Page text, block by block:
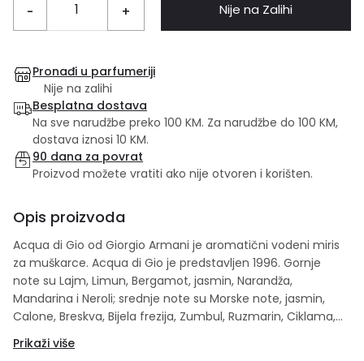
- + Nije na Zalihi
Pronađi u parfumeriji
Nije na zalihi
Besplatna dostava
Na sve narudžbe preko 100 KM. Za narudžbe do 100 KM,
dostava iznosi 10 KM.
90 dana za povrat
Proizvod možete vratiti ako nije otvoren i korišten.
Opis proizvoda
Acqua di Gio od Giorgio Armani je aromatični vodeni miris
za muškarce. Acqua di Gio je predstavljen 1996. Gornje
note su Lajm, Limun, Bergamot, jasmin, Narandža,
Mandarina i Neroli; srednje note su Morske note, jasmin,
Calone, Breskva, Bijela frezija, Zumbul, Ruzmarin, Ciklama,
note su Bijeli mošus, Kedar, Mahovina, pačuli i Amber.
Prikaži više